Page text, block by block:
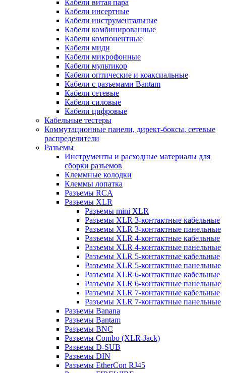
Кабели витая пара
Кабели инсертные
Кабели инструментальные
Кабели комбинированные
Кабели компонентные
Кабели миди
Кабели микрофонные
Кабели мультикор
Кабели оптические и коаксиальные
Кабели с разъемами Bantam
Кабели сетевые
Кабели силовые
Кабели цифровые
Кабельные тестеры
Коммутационные панели, директ-боксы, сетевые
распределители
Разъемы
Инструменты и расходные материалы для
сборки разъемов
Клеммные колодки
Клеммы лопатка
Разъемы RCA
Разъемы XLR
Разъемы mini XLR
Разъемы XLR 3-контактные кабельные
Разъемы XLR 3-контактные панельные
Разъемы XLR 4-контактные кабельные
Разъемы XLR 4-контактные панельные
Разъемы XLR 5-контактные кабельные
Разъемы XLR 5-контактные панельные
Разъемы XLR 6-контактные кабельные
Разъемы XLR 6-контактные панельные
Разъемы XLR 7-контактные кабельные
Разъемы XLR 7-контактные панельные
Разъемы Banana
Разъемы Bantam
Разъемы BNC
Разъемы Combo (XLR-Jack)
Разъемы D-SUB
Разъемы DIN
Разъемы EtherCon RJ45